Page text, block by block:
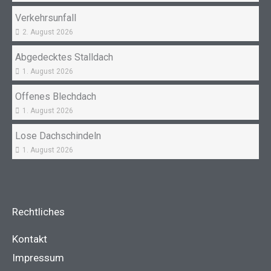
Verkehrsunfall
2. August 2026
Abgedecktes Stalldach
1. August 2026
Offenes Blechdach
1. August 2026
Lose Dachschindeln
1. August 2026
Rechtliches
Kontakt
Impressum